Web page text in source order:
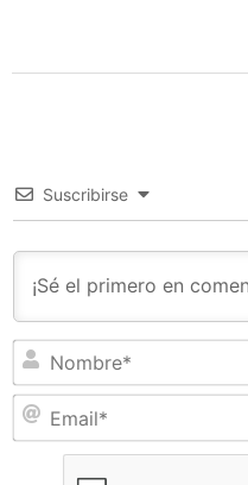
Suscribirse